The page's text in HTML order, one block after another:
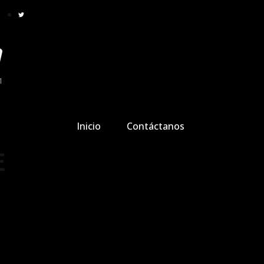
Inicio Contáctanos